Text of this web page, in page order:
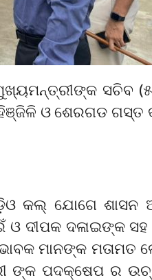
ସଚିବ
ଓ ଶେରଗଡ
କଲ୍ ଯୋଗେ ଶାସନ
ଓ ଦୀପକ ଦଳାଇଙ୍କ
ମାନଙ୍କ ମତାମତ
ଙ୍କ ପଦକ୍ଷେପ ର